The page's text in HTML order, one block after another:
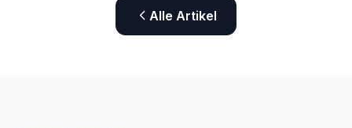
Alle Artikel